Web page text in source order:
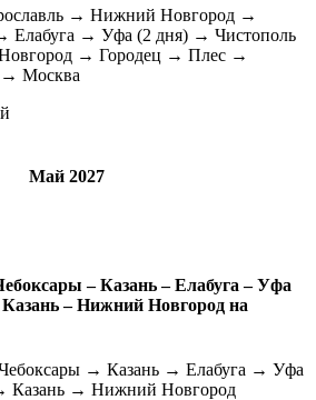
→ Нижний Новгород →
Елабуга → Уфа (2 дня) → Чистополь
→ Городец → Плес →
Москва
Май 2027
– Казань – Елабуга – Уфа
– Нижний Новгород на
→ Казань → Елабуга → Уфа
Казань → Нижний Новгород